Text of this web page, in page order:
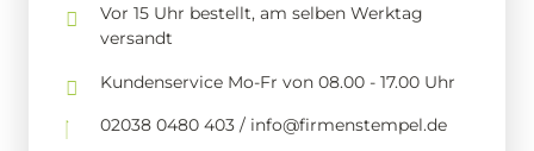
Vor 15 Uhr bestellt, am selben Werktag
versandt
Kundenservice Mo-Fr von 08.00 - 17.00 Uhr
02038 0480 403 / info@firmenstempel.de